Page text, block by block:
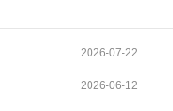
2026-07-22
2026-06-12